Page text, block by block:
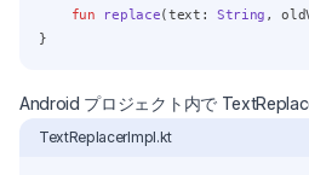
fun
replace(text: String ,
}
Android プロジェクト内で
TextReplacerImpl.kt